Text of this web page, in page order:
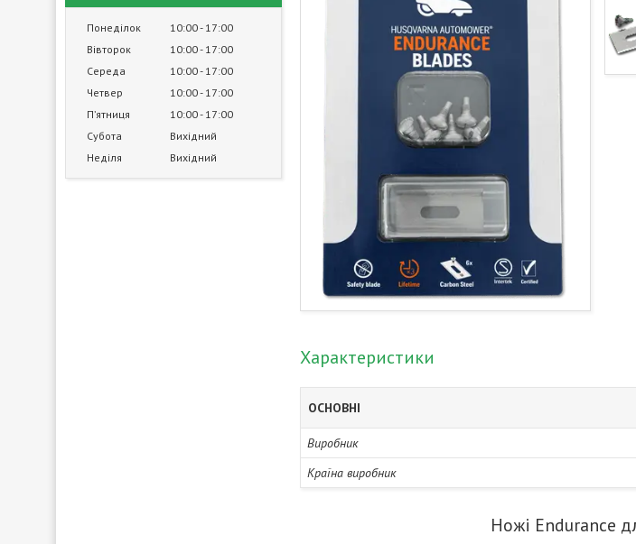
Понеділок 10:00 17:00
Вівторок
10:00 17:00
Середа
10:00 17:00
Четвер
10:00 17:00
Пʼятниця
10:00 17:00
Субота
Вихідний
Неділя
Вихідний
Характеристики
ОСНОВНІ
Виробник
Країна виробник
Ножі Endurance